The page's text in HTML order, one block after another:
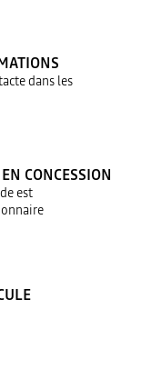
dans les
CONCESSION
est